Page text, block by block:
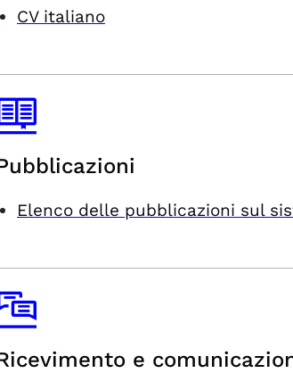
CV italiano
Elenco delle pubblicazioni sul
e